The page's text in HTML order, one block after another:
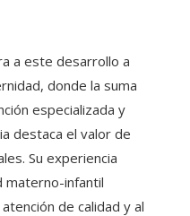
a este desarrollo a
donde la suma
especializada y
destaca el valor de
Su experiencia
materno-infantil
de calidad y al